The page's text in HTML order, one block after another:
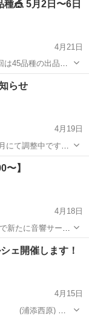
お気軽にご参加を
種🎪 5月2日〜6日
4月21日
は45品種の出品で
ント期間中は様々
所 糸満市字座波
らせ
4月19日
にて調整中ですよ
〜】
4月18日
新たに音響サービ
きます。 小規模か
響機材を取り揃え
ェ開催します！
4月15日
(浦添西原) 時